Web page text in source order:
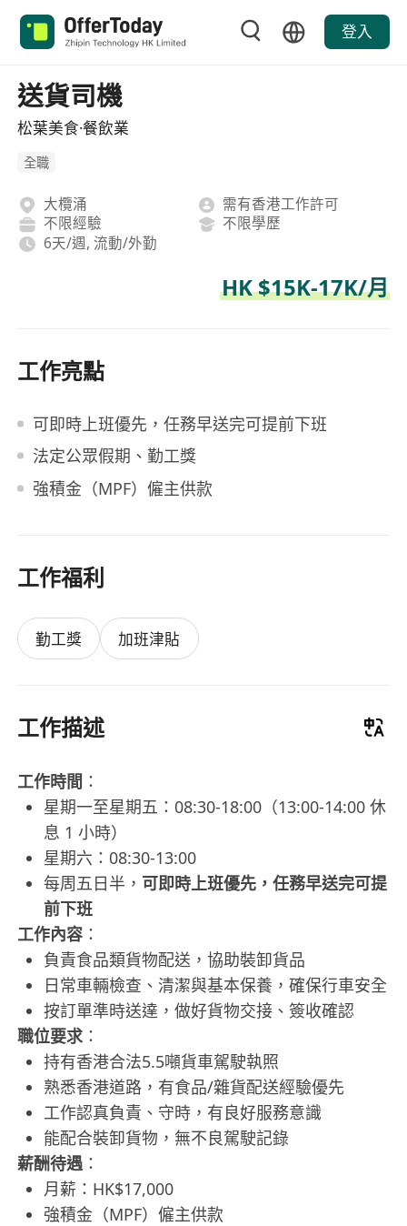
登入
送貨司機
松葉美食·餐飲業
全職
大欖涌
需有香港工作許可
不限經驗
不限學歷
6天/週, 流動/外勤
HK $15K-17K/月
工作亮點
可即時上班優先，任務早送完可提前下班
法定公眾假期、勤工獎
強積金（MPF）僱主供款
工作福利
勤工獎 加班津貼
工作描述
工作時間 ：
星期一至星期五：08:30-18:00（13:00-14:00 休
息 1 小時）
星期六：08:30-13:00
每周五日半， 可即時上班優先，任務早送完可提
前下班
工作內容 ：
負責食品類貨物配送，協助裝卸貨品
日常車輛檢查、清潔與基本保養，確保行車安全
按訂單準時送達，做好貨物交接、簽收確認
職位要求 ：
持有香港合法5.5噸貨車駕駛執照
熟悉香港道路，有食品/雜貨配送經驗優先
工作認真負責、守時，有良好服務意識
能配合裝卸貨物，無不良駕駛記錄
薪酬待遇：
月薪：HK$17,000
強積金（MPF）僱主供款